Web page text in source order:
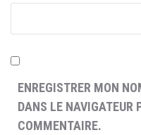
ENREGISTRER MON
DANS LE NAVIGATEUR
COMMENTAIRE.